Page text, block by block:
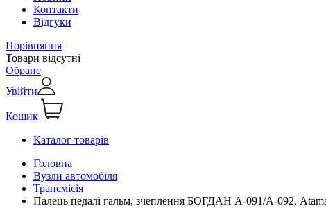
Контакти
Відгуки
Порівняння
Товари відсутні
Обране
Увійти
Кошик
Каталог товарів
Головна
Вузли автомобіля
Трансмісія
Палець педалі гальм, зчеплення БОГДАН А-091/А-092,